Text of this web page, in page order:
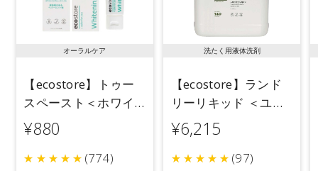
オーラルケア
【ecostore】トゥー
スペースト＜ホワイ
トニング＞ 100g
¥880
(774)
洗たく用液体洗剤
【ecostore】ランド
リーリキッド ＜ユー
カリ＞ 5L
¥6,215
(97)